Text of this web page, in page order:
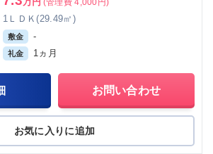
(管理費 4,000円)
1ＬＤＫ(29.49㎡)
敷金 -
礼金 1ヵ月
お問い合わせ
お気に入りに追加